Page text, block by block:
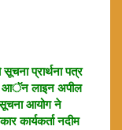
प्रार्थना पत्र
आॅन लाइन अपील
आयोग ने
कार्यकर्ता नदीम